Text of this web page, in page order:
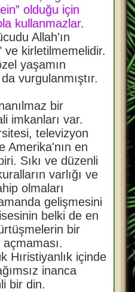
olduğu için
kullanmazlar.
Allah'ın
kirletilmemelidir.
yaşamın
vurgulanmıştır.
bir
imkanları var.
televizyon
Amerika'nın en
Sıkı ve düzenli
varlığı ve
olmaları
gelişmesini
belki de en
bir
Hıristiyanlık içinde
inanca
bir din.